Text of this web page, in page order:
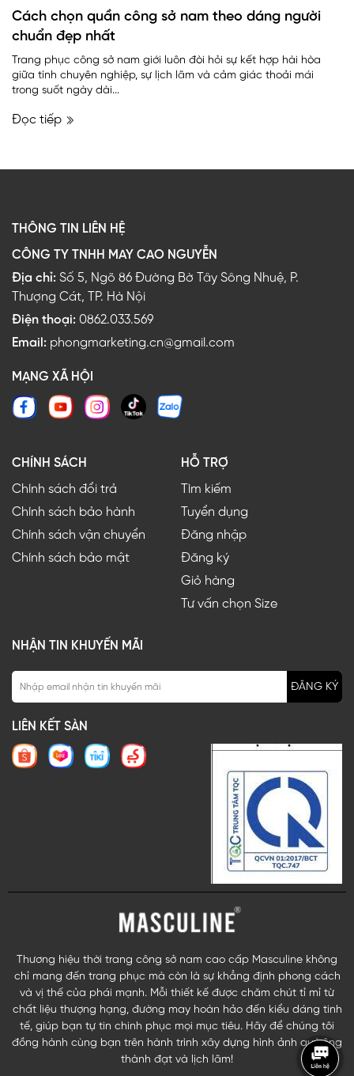
Cách chọn quần công sở nam theo dáng người
chuẩn đẹp nhất
Trang phục công sở nam giới luôn đòi hỏi sự kết hợp hài hòa
giữa tính chuyên nghiệp, sự lịch lãm và cảm giác thoải mái
trong suốt ngày dài...
Đọc tiếp
THÔNG TIN LIÊN HỆ
CÔNG TY TNHH MAY CAO NGUYỄN
Địa chỉ: Số 5, Ngõ 86 Đường Bờ Tây Sông Nhuệ, P.
Thượng Cát, TP. Hà Nội
Điện thoại: 0862.033.569
Email: phongmarketing.cn@gmail.com
MẠNG XÃ HỘI
CHÍNH SÁCH
Chính sách đổi trả
Chính sách bảo hành
Chính sách vận chuyển
Chính sách bảo mật
HỖ TRỢ
Tìm kiếm
Tuyển dụng
Đăng nhập
Đăng ký
Giỏ hàng
Tư vấn chọn Size
NHẬN TIN KHUYẾN MÃI
ĐĂNG KÝ
LIÊN KẾT SÀN
Thương hiệu thời trang công sở nam cao cấp Masculine không
chỉ mang đến trang phục mà còn là sự khẳng định phong cách
và vị thế của phái mạnh. Mỗi thiết kế được chăm chút tỉ mỉ từ
chất liệu thượng hạng, đường may hoàn hảo đến kiểu dáng tinh
tế, giúp bạn tự tin chinh phục mọi mục tiêu. Hãy để chúng tôi
đồng hành cùng bạn trên hành trình xây dựng hình ảnh quý ông
thành đạt và lịch lãm!